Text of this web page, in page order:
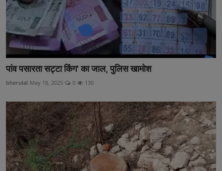
पांव पसारता सट्टा किंग' का जाल, पुलिस खामोश
bherulal May 18, 2025 0 130